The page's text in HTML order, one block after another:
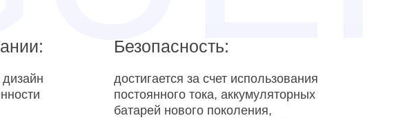
Безопасность:
достигается за счет использования
постоянного тока, аккумуляторных
батарей нового поколения,